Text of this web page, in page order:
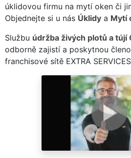
úklidovou firmu na mytí oken či
Objednejte si u nás Úklidy a Mytí
Službu údržba živých plotů a tújí
odborně zajistí a poskytnou
franchisové sítě EXTRA